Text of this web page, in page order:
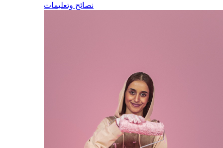
نصائح وتعليمات